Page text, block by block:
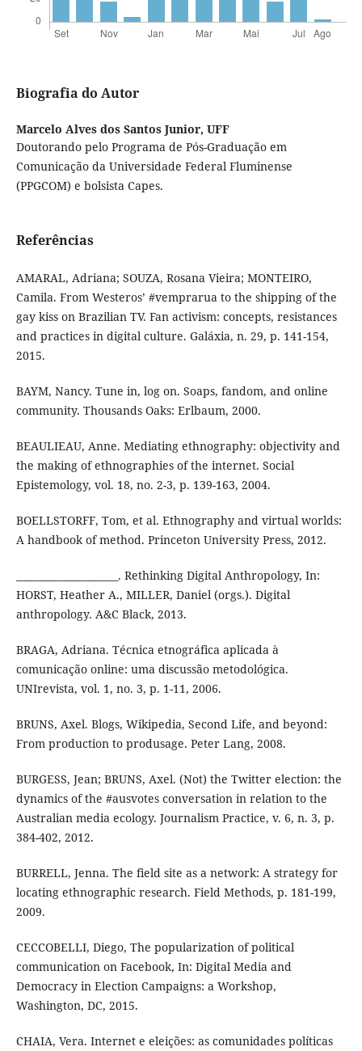
Biografia do Autor
Marcelo Alves dos Santos Junior, UFF
Doutorando pelo Programa de Pós-Graduação em
Comunicação da Universidade Federal Fluminense
(PPGCOM) e bolsista Capes.
Referências
AMARAL, Adriana; SOUZA, Rosana Vieira; MONTEIRO,
Camila. From Westeros’ #vemprarua to the shipping of the
gay kiss on Brazilian TV. Fan activism: concepts, resistances
and practices in digital culture. Galáxia, n. 29, p. 141-154,
2015.
BAYM, Nancy. Tune in, log on. Soaps, fandom, and online
community. Thousands Oaks: Erlbaum, 2000.
BEAULIEAU, Anne. Mediating ethnography: objectivity and
the making of ethnographies of the internet. Social
Epistemology, vol. 18, no. 2-3, p. 139-163, 2004.
BOELLSTORFF, Tom, et al. Ethnography and virtual worlds:
A handbook of method. Princeton University Press, 2012.
_____________________. Rethinking Digital Anthropology, In:
HORST, Heather A., MILLER, Daniel (orgs.). Digital
anthropology. A&C Black, 2013.
BRAGA, Adriana. Técnica etnográfica aplicada à
comunicação online: uma discussão metodológica.
UNIrevista, vol. 1, no. 3, p. 1-11, 2006.
BRUNS, Axel. Blogs, Wikipedia, Second Life, and beyond:
From production to produsage. Peter Lang, 2008.
BURGESS, Jean; BRUNS, Axel. (Not) the Twitter election: the
dynamics of the #ausvotes conversation in relation to the
Australian media ecology. Journalism Practice, v. 6, n. 3, p.
384-402, 2012.
BURRELL, Jenna. The field site as a network: A strategy for
locating ethnographic research. Field Methods, p. 181-199,
2009.
CECCOBELLI, Diego, The popularization of political
communication on Facebook, In: Digital Media and
Democracy in Election Campaigns: a Workshop,
Washington, DC, 2015.
CHAIA, Vera. Internet e eleições: as comunidades políticas